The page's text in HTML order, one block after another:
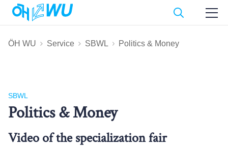
ÖH WU Service SBWL Politics & Money
SBWL
Politics & Money
Video of the specialization fair